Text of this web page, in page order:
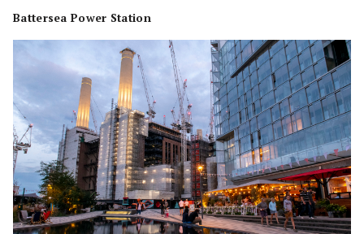
Battersea Power Station